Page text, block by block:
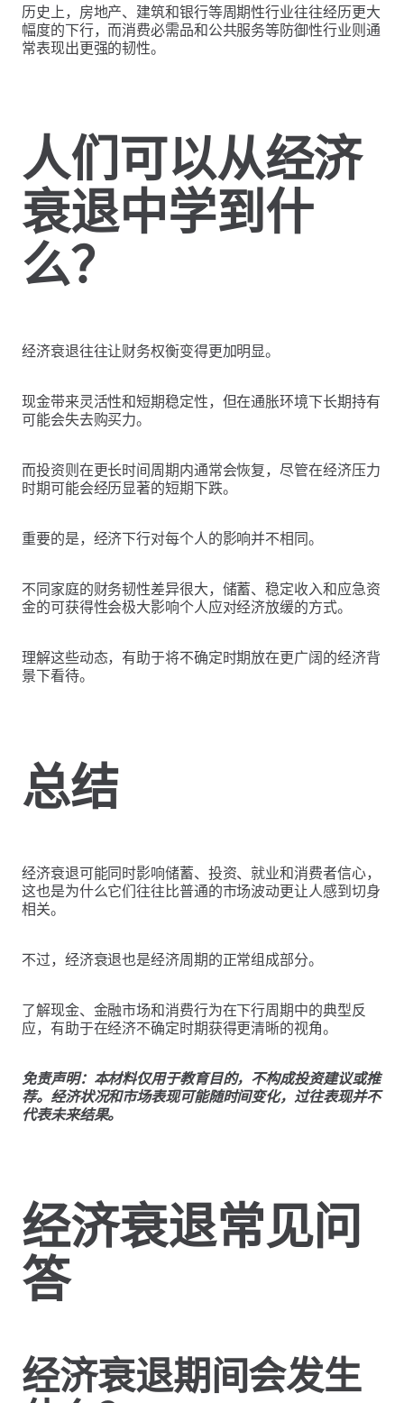
历史上，房地产、建筑和银行等周期性行业往往经历更大
幅度的下行，而消费必需品和公共服务等防御性行业则通
常表现出更强的韧性。
人们可以从经济
衰退中学到什
么？
经济衰退往往让财务权衡变得更加明显。
现金带来灵活性和短期稳定性，但在通胀环境下长期持有
可能会失去购买力。
而投资则在更长时间周期内通常会恢复，尽管在经济压力
时期可能会经历显著的短期下跌。
重要的是，经济下行对每个人的影响并不相同。
不同家庭的财务韧性差异很大，储蓄、稳定收入和应急资
金的可获得性会极大影响个人应对经济放缓的方式。
理解这些动态，有助于将不确定时期放在更广阔的经济背
景下看待。
总结
经济衰退可能同时影响储蓄、投资、就业和消费者信心，
这也是为什么它们往往比普通的市场波动更让人感到切身
相关。
不过，经济衰退也是经济周期的正常组成部分。
了解现金、金融市场和消费行为在下行周期中的典型反
应，有助于在经济不确定时期获得更清晰的视角。
免责声明：本材料仅用于教育目的，不构成投资建议或推
荐。经济状况和市场表现可能随时间变化，过往表现并不
代表未来结果。
经济衰退常见问
答
经济衰退期间会发生